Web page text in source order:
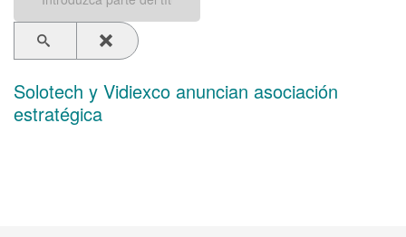
Solotech y Vidiexco anuncian asociación
estratégica